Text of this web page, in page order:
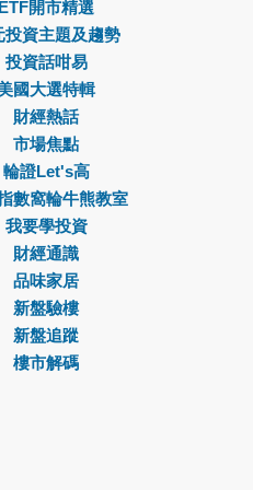
ETF開市精選
投資主題及趨勢
投資話咁易
國大選特輯
財經熱話
市場焦點
輪證Let's高
數窩輪牛熊教室
我要學投資
財經通識
品味家居
新盤驗樓
新盤追蹤
樓市解碼